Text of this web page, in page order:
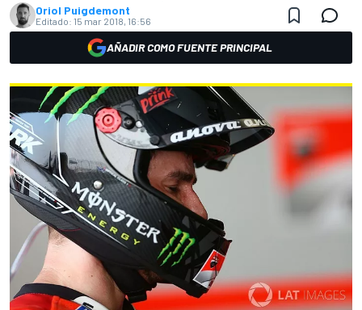
Oriol Puigdemont
Editado: 15 mar 2018, 16:56
AÑADIR COMO FUENTE PRINCIPAL